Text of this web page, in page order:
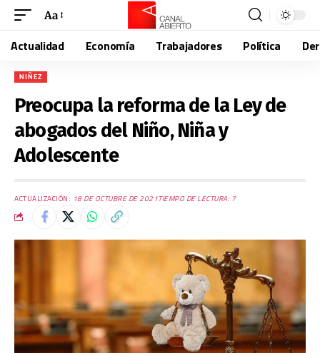
Aa
Actualidad Economía Trabajadores Política
NIÑEZ
Preocupa la reforma de la Ley de
abogados del Niño, Niña y
Adolescente
ACTUALIZACIÓN: 18 DE OCTUBRE DE 2021TIEMPO DE LECTURA: 7